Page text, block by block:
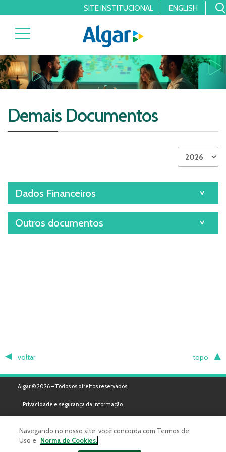
SITE INSTITUCIONAL ENGLISH
Demais Documentos
Dados Financeiros
Outros documentos
voltar topo
Algar © 2026 – Todos os direitos reservados
Privacidade e segurança da informação
Navegando no nosso site, você concorda com Termos de
Uso e
Norma de Cookies.